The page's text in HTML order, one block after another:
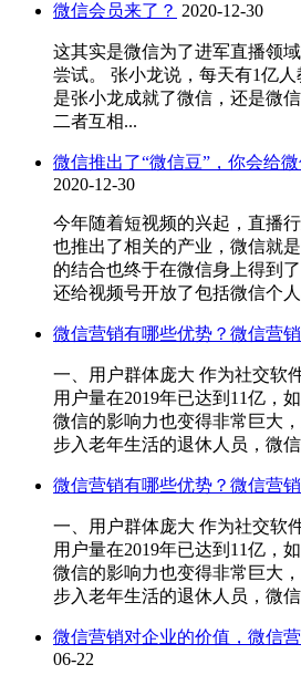
微信会员来了？ 2020-12-30
这其实是微信为了进军直播领
尝试。 张小龙说，每天有1亿
是张小龙成就了微信，还是微
二者互相...
微信推出了“微信豆”，你会给
2020-12-30
今年随着短视频的兴起，直播
也推出了相关的产业，微信就
的结合也终于在微信身上得到
还给视频号开放了包括微信个
微信营销有哪些优势？微信营
一、用户群体庞大 作为社交软
用户量在2019年已达到11亿，
微信的影响力也变得非常巨大
步入老年生活的退休人员，微
微信营销有哪些优势？微信营
一、用户群体庞大 作为社交软
用户量在2019年已达到11亿，
微信的影响力也变得非常巨大
步入老年生活的退休人员，微
微信营销对企业的价值，微信
06-22